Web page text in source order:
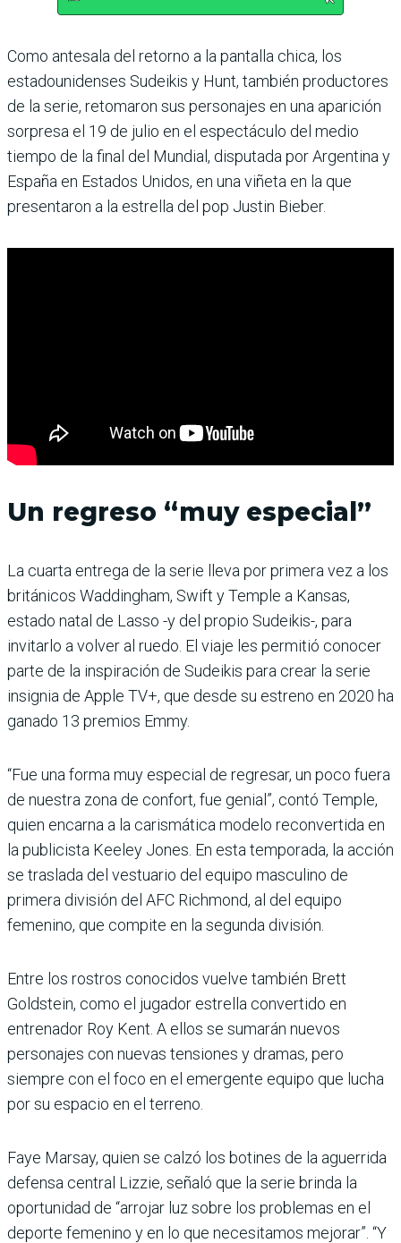
Como antesala del retorno a la pantalla chica, los
estadounidenses Sudeikis y Hunt, también productores
de la serie, retomaron sus personajes en una aparición
sorpresa el 19 de julio en el espectáculo del medio
tiempo de la final del Mundial, disputada por Argentina y
España en Estados Unidos, en una viñeta en la que
presentaron a la estrella del pop Justin Bieber.
Un regreso “muy especial”
La cuarta entrega de la serie lleva por primera vez a los
británicos Waddingham, Swift y Temple a Kansas,
estado natal de Lasso -y del propio Sudeikis-, para
invitarlo a volver al ruedo. El viaje les permitió conocer
parte de la inspiración de Sudeikis para crear la serie
insignia de Apple TV+, que desde su estreno en 2020 ha
ganado 13 premios Emmy.
“Fue una forma muy especial de regresar, un poco fuera
de nuestra zona de confort, fue genial”, contó Temple,
quien encarna a la carismática modelo reconvertida en
la publicista Keeley Jones. En esta temporada, la acción
se traslada del vestuario del equipo masculino de
primera división del AFC Richmond, al del equipo
femenino, que compite en la segunda división.
Entre los rostros conocidos vuelve también Brett
Goldstein, como el jugador estrella convertido en
entrenador Roy Kent. A ellos se sumarán nuevos
personajes con nuevas tensiones y dramas, pero
siempre con el foco en el emergente equipo que lucha
por su espacio en el terreno.
Faye Marsay, quien se calzó los botines de la aguerrida
defensa central Lizzie, señaló que la serie brinda la
oportunidad de “arrojar luz sobre los problemas en el
deporte femenino y en lo que necesitamos mejorar”. “Y